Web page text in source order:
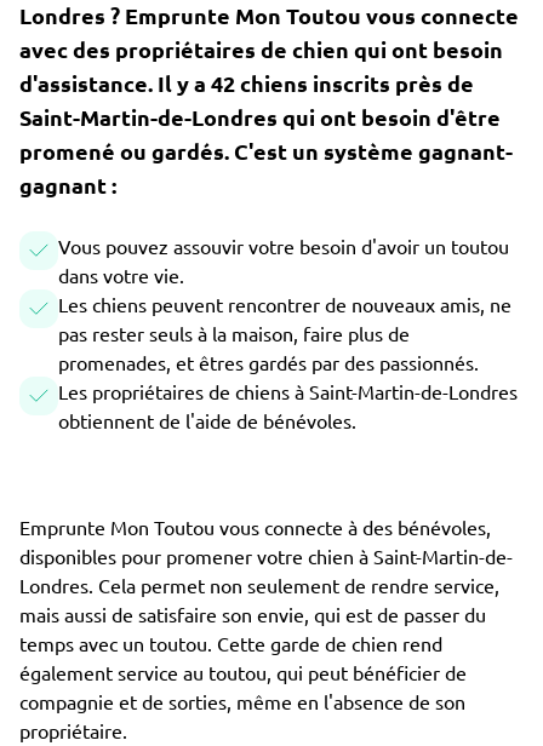
Londres ? Emprunte Mon Toutou vous connecte
avec des propriétaires de chien qui ont besoin
d'assistance. Il y a 42 chiens inscrits près de
Saint-Martin-de-Londres qui ont besoin d'être
promené ou gardés. C'est un système gagnant-
gagnant :
Vous pouvez assouvir votre besoin d'avoir un toutou
dans votre vie.
Les chiens peuvent rencontrer de nouveaux amis, ne
pas rester seuls à la maison, faire plus de
promenades, et êtres gardés par des passionnés.
Les propriétaires de chiens à Saint-Martin-de-Londres
obtiennent de l'aide de bénévoles.
Emprunte Mon Toutou vous connecte à des bénévoles,
disponibles pour promener votre chien à Saint-Martin-de-
Londres. Cela permet non seulement de rendre service,
mais aussi de satisfaire son envie, qui est de passer du
temps avec un toutou. Cette garde de chien rend
également service au toutou, qui peut bénéficier de
compagnie et de sorties, même en l'absence de son
propriétaire.